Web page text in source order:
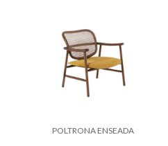
POLTRONA ENSEADA